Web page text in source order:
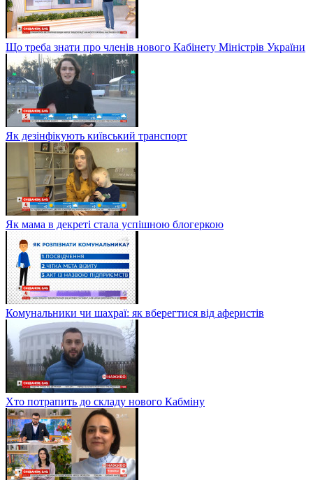
Що треба знати про членів нового Кабінету Міністрів України
Як дезінфікують київський транспорт
Як мама в декреті стала успішною блогеркою
Комунальники чи шахраї: як вберегтися від аферистів
Хто потрапить до складу нового Кабміну